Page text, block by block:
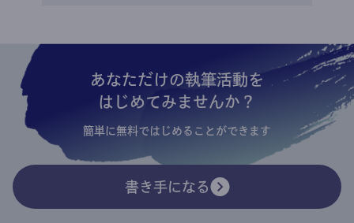
あなただけの執筆活動を
はじめてみませんか？
簡単に無料ではじめることができます
書き手になる